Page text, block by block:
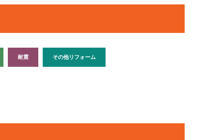
耐震 その他リフォーム